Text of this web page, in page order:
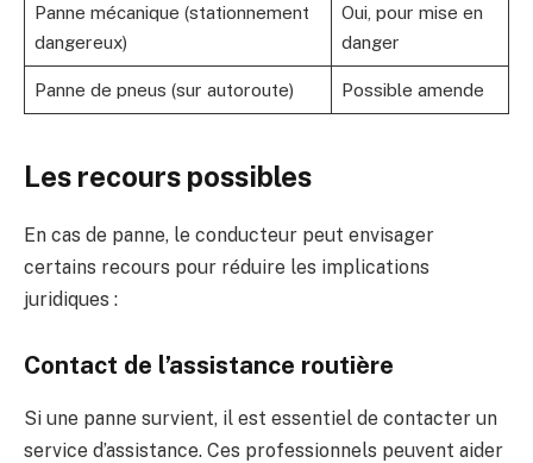
Panne mécanique (stationnement
dangereux)
Oui, pour mise en
danger
Panne de pneus (sur autoroute) Possible amende
Les recours possibles
En cas de panne, le conducteur peut envisager
certains recours pour réduire les implications
juridiques :
Contact de l’assistance routière
Si une panne survient, il est essentiel de contacter un
service d’assistance. Ces professionnels peuvent aider